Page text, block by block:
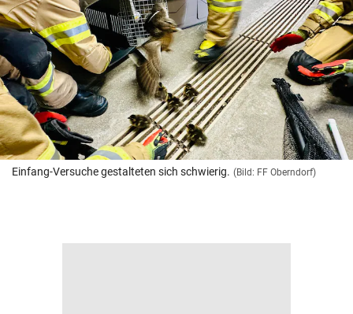
Einfang-Versuche gestalteten sich schwierig. (Bild: FF Oberndorf)